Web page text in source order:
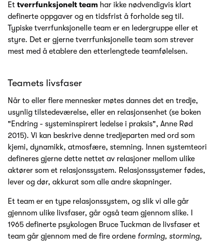
Et tverrfunksjonelt team har ikke nødvendigvis klart
definerte oppgaver og en tidsfrist å forholde seg til.
Typiske tverrfunksjonelle team er en ledergruppe eller et
styre. Det er gjerne tverrfunksjonelle team som strever
mest med å etablere den etterlengtede teamfølelsen.
Teamets livsfaser
Når to eller flere mennesker møtes dannes det en tredje,
usynlig tilstedeværelse, eller en relasjonsenhet (se boken
"Endring - systeminspirert ledelse i praksis", Anne Rød
2015). Vi kan beskrive denne tredjeparten med ord som
kjemi, dynamikk, atmosfære, stemning. Innen systemteori
defineres gjerne dette nettet av relasjoner mellom ulike
aktører som et relasjonssystem. Relasjonssystemer fødes,
lever og dør, akkurat som alle andre skapninger.
Et team er en type relasjonssystem, og slik vi alle går
gjennom ulike livsfaser, går også team gjennom slike. I
1965 definerte psykologen Bruce Tuckman de livsfaser et
team går gjennom med de fire ordene forming, storming,